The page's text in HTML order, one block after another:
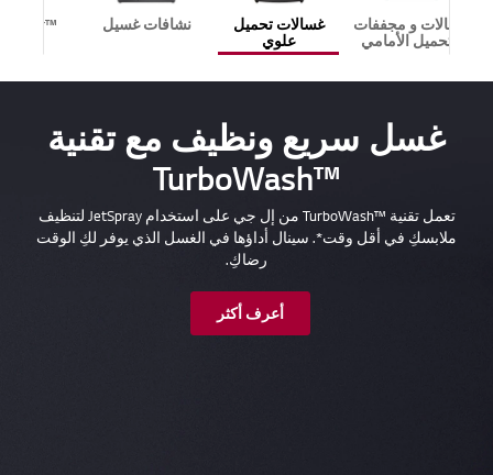
غسالات و مجففات
التحميل الأمامي
غسالات تحميل
علوي
نشافات غسيل ™WashTower
غسل سريع ونظيف مع تقنية
TurboWash™‎
تعمل تقنية TurboWash™‎ من إل جي على استخدام JetSpray لتنظيف
ملابسكِ في أقل وقت*. سينال أداؤها في الغسل الذي يوفر لكِ الوقت
رضاكِ.
أعرف أكثر